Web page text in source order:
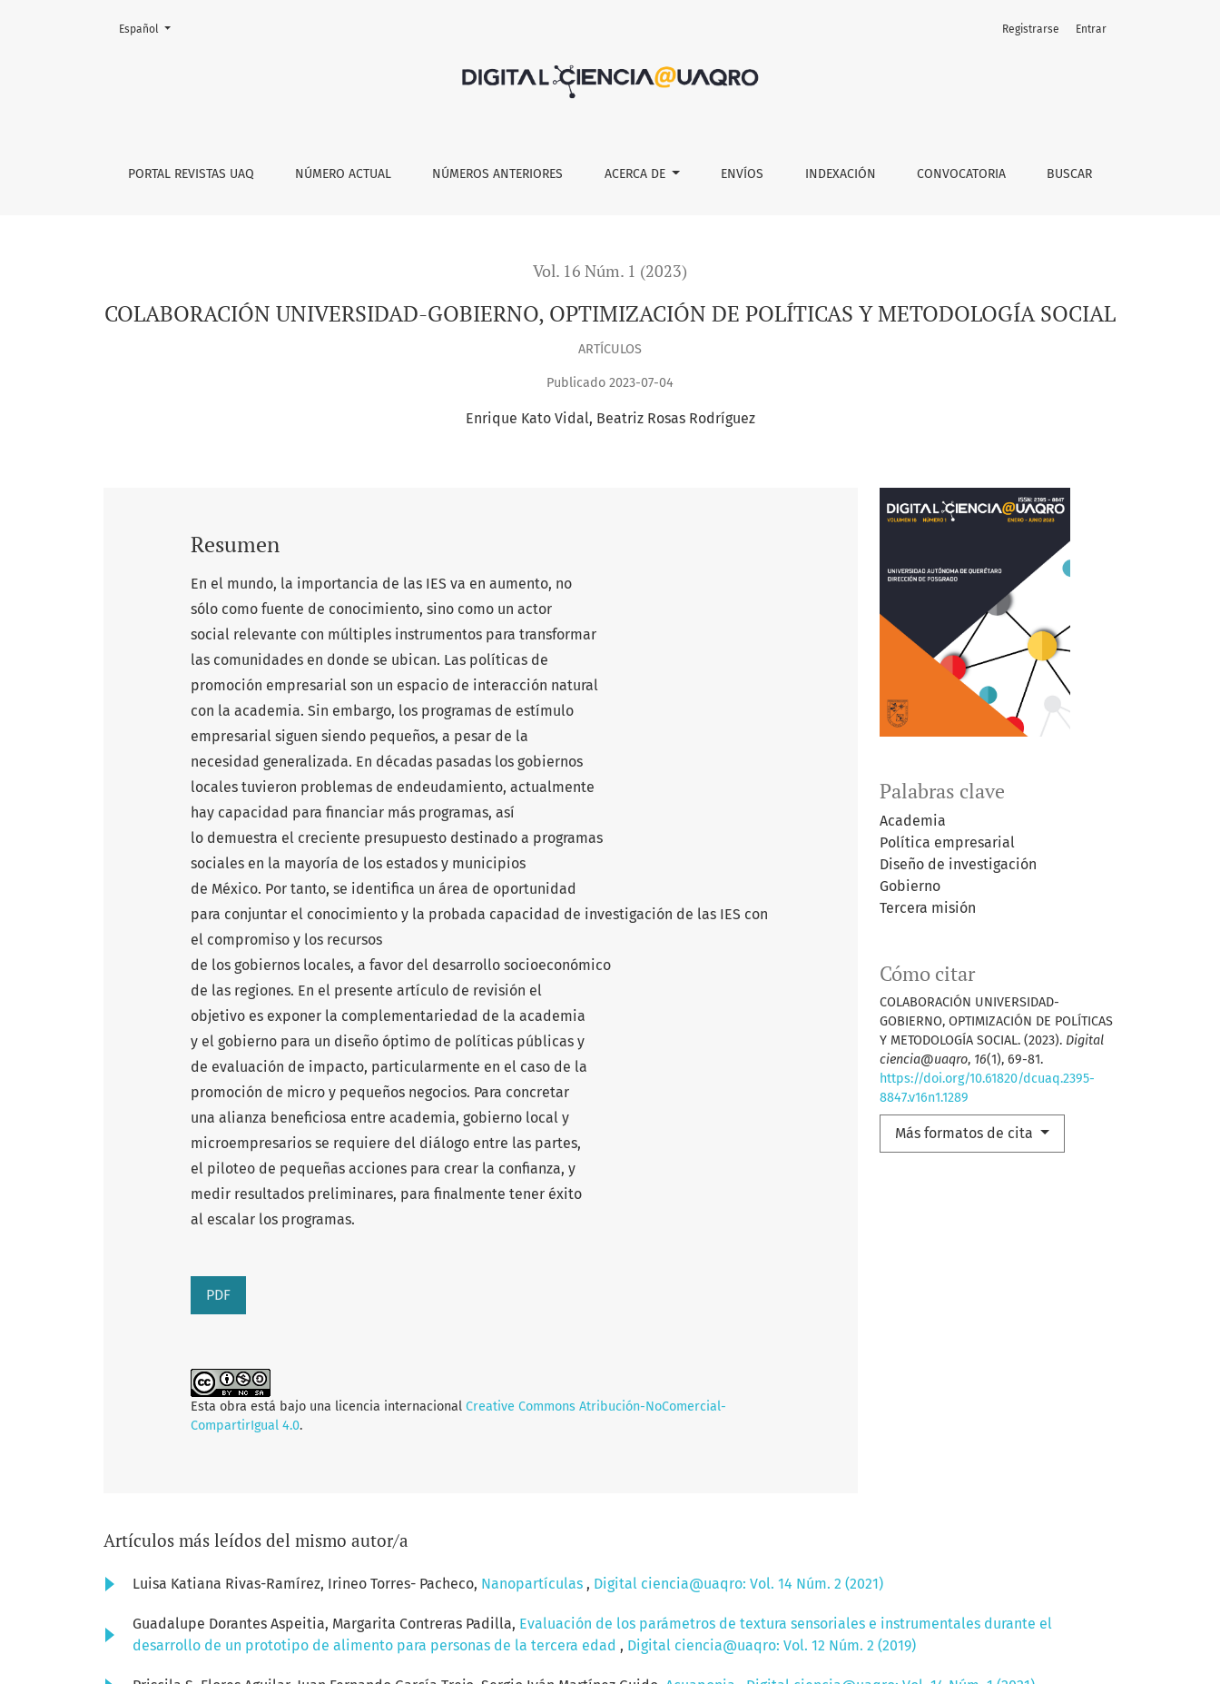
COLABORACIÓN UNIVERSIDAD-GOBIERNO, OPTIMIZACIÓN DE POLÍTICAS Y METODOLOGÍA SOCIAL
PORTAL REVISTAS UAQ NÚMERO ACTUAL NÚMEROS ANTERIORES ACERCA DE ENVÍOS INDEXACIÓN CONVOCATORIA BUSCAR
Registrarse Entrar
Cambiar el idioma. El actual es:
Español
Vol. 16 Núm. 1 (2023)
COLABORACIÓN UNIVERSIDAD-GOBIERNO, OPTIMIZACIÓN DE POLÍTICAS Y METODOLOGÍA SOCIAL
ARTÍCULOS
Publicado 2023-07-04
Enrique Kato Vidal Beatriz Rosas Rodríguez
Palabras clave
Academia
Política empresarial
Diseño de investigación
Gobierno
Tercera misión
Cómo citar
COLABORACIÓN UNIVERSIDAD-
GOBIERNO, OPTIMIZACIÓN DE POLÍTICAS
Y METODOLOGÍA SOCIAL. (2023). Digital
ciencia@uaqro, 16(1), 69-81.
https://doi.org/10.61820/dcuaq.2395-
8847.v16n1.1289
Más formatos de cita
Resumen
En el mundo, la importancia de las IES va en aumento, no
sólo como fuente de conocimiento, sino como un actor
social relevante con múltiples instrumentos para transformar
las comunidades en donde se ubican. Las políticas de
promoción empresarial son un espacio de interacción natural
con la academia. Sin embargo, los programas de estímulo
empresarial siguen siendo pequeños, a pesar de la
necesidad generalizada. En décadas pasadas los gobiernos
locales tuvieron problemas de endeudamiento, actualmente
hay capacidad para financiar más programas, así
lo demuestra el creciente presupuesto destinado a programas
sociales en la mayoría de los estados y municipios
de México. Por tanto, se identifica un área de oportunidad
para conjuntar el conocimiento y la probada capacidad de investigación de las IES con
el compromiso y los recursos
de los gobiernos locales, a favor del desarrollo socioeconómico
de las regiones. En el presente artículo de revisión el
objetivo es exponer la complementariedad de la academia
y el gobierno para un diseño óptimo de políticas públicas y
de evaluación de impacto, particularmente en el caso de la
promoción de micro y pequeños negocios. Para concretar
una alianza beneficiosa entre academia, gobierno local y
microempresarios se requiere del diálogo entre las partes,
el piloteo de pequeñas acciones para crear la confianza, y
medir resultados preliminares, para finalmente tener éxito
al escalar los programas.
PDF
Esta obra está bajo una licencia internacional Creative Commons Atribución-NoComercial-
CompartirIgual 4.0.
Artículos más leídos del mismo autor/a
Luisa Katiana Rivas-Ramírez, Irineo Torres- Pacheco, Nanopartículas , Digital ciencia@uaqro: Vol. 14 Núm. 2 (2021)
Guadalupe Dorantes Aspeitia, Margarita Contreras Padilla, Evaluación de los parámetros de textura sensoriales e instrumentales durante el
desarrollo de un prototipo de alimento para personas de la tercera edad , Digital ciencia@uaqro: Vol. 12 Núm. 2 (2019)